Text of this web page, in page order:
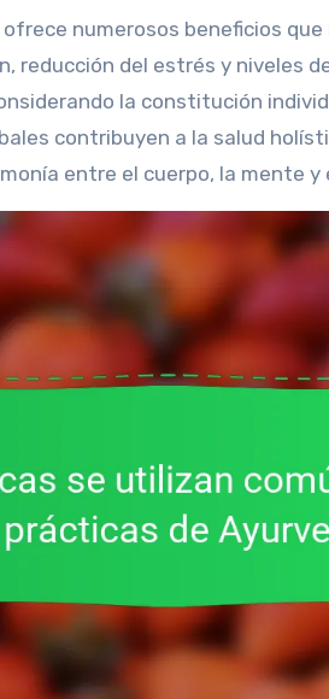
numerosos beneficios
reducción del estrés y niveles
la constitución
contribuyen a la salud
entre el cuerpo, la mente y